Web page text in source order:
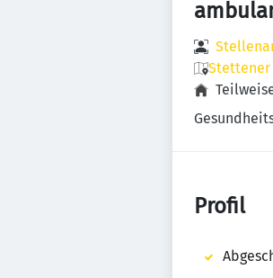
Stettener
Profil